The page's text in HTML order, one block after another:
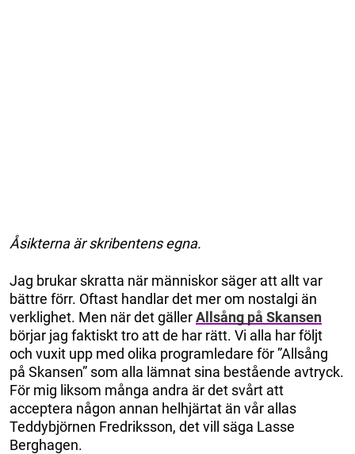
Åsikterna är skribentens egna.
Jag brukar skratta när människor säger att allt var
bättre förr. Oftast handlar det mer om nostalgi än
verklighet. Men när det gällerAllsång på Skansen
börjar jag faktiskt tro att de har rätt. Vi alla har följt
och vuxit upp med olika programledare för ”Allsång
på Skansen” som alla lämnat sina bestående avtryck.
För mig liksom många andra är det svårt att
acceptera någon annan helhjärtat än vår allas
Teddybjörnen Fredriksson, det vill säga Lasse
Berghagen.